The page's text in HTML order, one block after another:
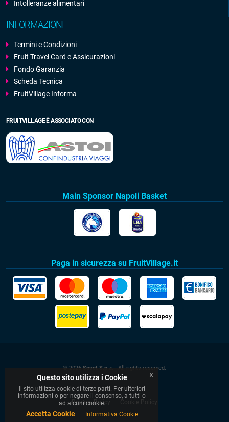
Intolleranze alimentari
INFORMAZIONI
Termini e Condizioni
Fruit Travel Card e Assicurazioni
Fondo Garanzia
Scheda Tecnica
FruitVillage Informa
FRUITVILLAGE È ASSOCIATO CON
Main Sponsor Napoli Basket
Paga in sicurezza su FruitVillage.it
© 2026 Soset S.p.a. - All rights reserved.
Privacy Policy Cookie Policy
Questo sito utilizza i Cookie
Il sito utilizza cookie di terze parti. Per ulteriori
informazioni o per negare il consenso, a tutti o
ad alcuni cookie.
Accetta Cookie Informativa Cookie
x